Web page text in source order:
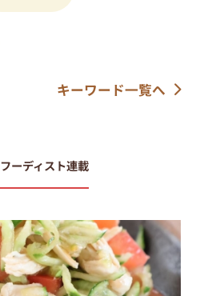
キーワード一覧へ
フーディスト連載